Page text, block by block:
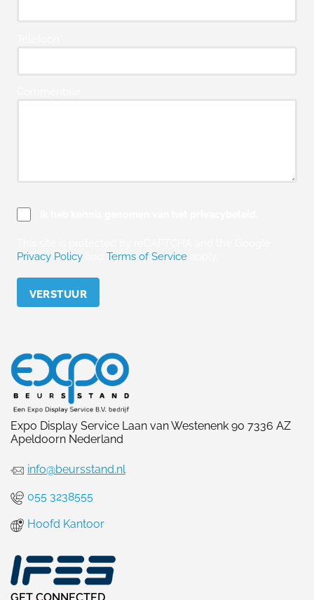
Privacy Policy
Terms of Service
Expo Display Service Laan van Westenenk 90 7336 AZ
Apeldoorn Nederland
info@beursstand.nl
055 3238555
Hoofd Kantoor